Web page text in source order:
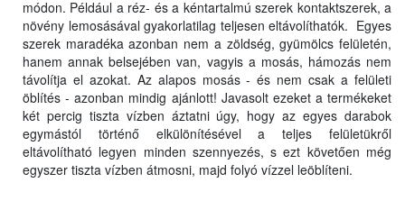
módon. Például a réz- és a kéntartalmú szerek kontaktszerek, a
növény lemosásával gyakorlatilag teljesen eltávolíthatók. Egyes
szerek maradéka azonban nem a zöldség, gyümölcs felületén,
hanem annak belsejében van, vagyis a mosás, hámozás nem
távolítja el azokat. Az alapos mosás - és nem csak a felületi
öblítés - azonban mindig ajánlott! Javasolt ezeket a termékeket
két percig tiszta vízben áztatni úgy, hogy az egyes darabok
egymástól történő elkülönítésével a teljes felületükről
eltávolítható legyen minden szennyezés, s ezt követően még
egyszer tiszta vízben átmosni, majd folyó vízzel leöblíteni.